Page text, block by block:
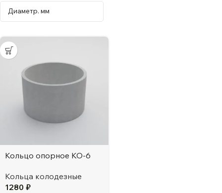
Кольцо опорное КО-6
Кольца колодезные
1280 ₽